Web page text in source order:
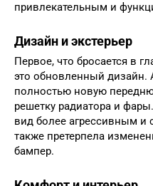
привлекательным и
Дизайн и экстерьер
Первое, что бросается в
это обновленный дизайн.
полностью новую
решетку радиатора и
вид более агрессивным и
также претерпела
бампер.